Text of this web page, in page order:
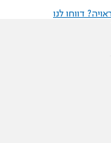
דווחו לנו